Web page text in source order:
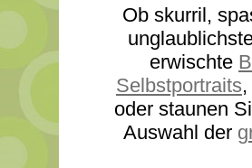
Ob skurril,
erwischte
Selbstportraits
oder staunen
Auswahl der